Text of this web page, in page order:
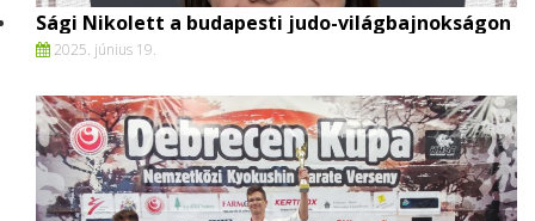
Sági Nikolett a budapesti judo-világbajnokságon
2025. június 19.